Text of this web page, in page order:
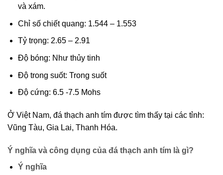
và xám.
Chỉ số chiết quang: 1.544 – 1.553
Tỷ trọng: 2.65 – 2.91
Độ bóng: Như thủy tinh
Độ trong suốt: Trong suốt
Độ cứng: 6.5 -7.5 Mohs
Ở Việt Nam, đá thạch anh tím được tìm thấy tại các tỉnh:
Vũng Tàu, Gia Lai, Thanh Hóa.
Ý nghĩa và công dụng của đá thạch anh tím là gì?
Ý nghĩa